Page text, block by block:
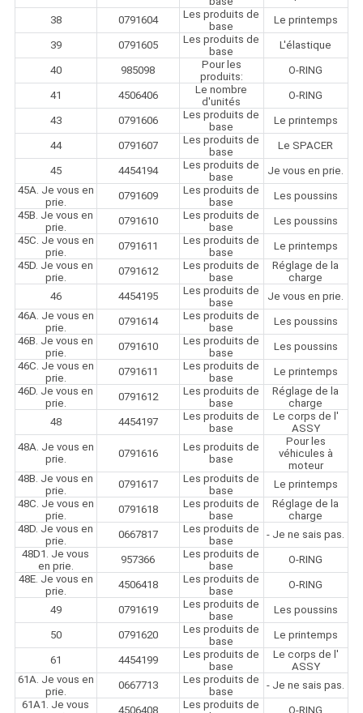
38 0791604
Les produits de
base
Le printemps
39 0791605
Les produits de
base
L'élastique
40 985098
Pour les
produits:
O-RING
41 4506406
Le nombre
d'unités
O-RING
43 0791606
Les produits de
base
Le printemps
44 0791607
Les produits de
base
Le SPACER
45 4454194
Les produits de
base
Je vous en prie.
45A. Je vous en
prie.
0791609
Les produits de
base
Les poussins
45B. Je vous en
prie.
0791610
Les produits de
base
Les poussins
45C. Je vous en
prie.
0791611
Les produits de
base
Le printemps
45D. Je vous en
prie.
0791612
Les produits de
base
Réglage de la
charge
46
4454195
Les produits de
base
Je vous en prie.
46A. Je vous en
prie.
0791614
Les produits de
base
Les poussins
46B. Je vous en
prie.
0791610
Les produits de
base
Les poussins
46C. Je vous en
prie.
0791611
Les produits de
base
Le printemps
46D. Je vous en
prie.
0791612
Les produits de
base
Réglage de la
charge
48
4454197
Les produits de
base
Le corps de l'
ASSY
48A. Je vous en
prie.
0791616
Les produits de
base
Pour les
véhicules à
moteur
48B. Je vous en
prie.
0791617
Les produits de
base
Le printemps
48C. Je vous en
prie.
0791618
Les produits de
base
Réglage de la
charge
48D. Je vous en
prie.
0667817
Les produits de
base
- Je ne sais pas.
48D1. Je vous
en prie.
957366
Les produits de
base
O-RING
48E. Je vous en
prie.
4506418
Les produits de
base
O-RING
49 0791619
Les produits de
base
Les poussins
50 0791620
Les produits de
base
Le printemps
61 4454199
Les produits de
base
Le corps de l'
ASSY
61A. Je vous en
prie.
0667713
Les produits de
base
- Je ne sais pas.
61A1. Je vous
4506408
Les produits de
O-RING